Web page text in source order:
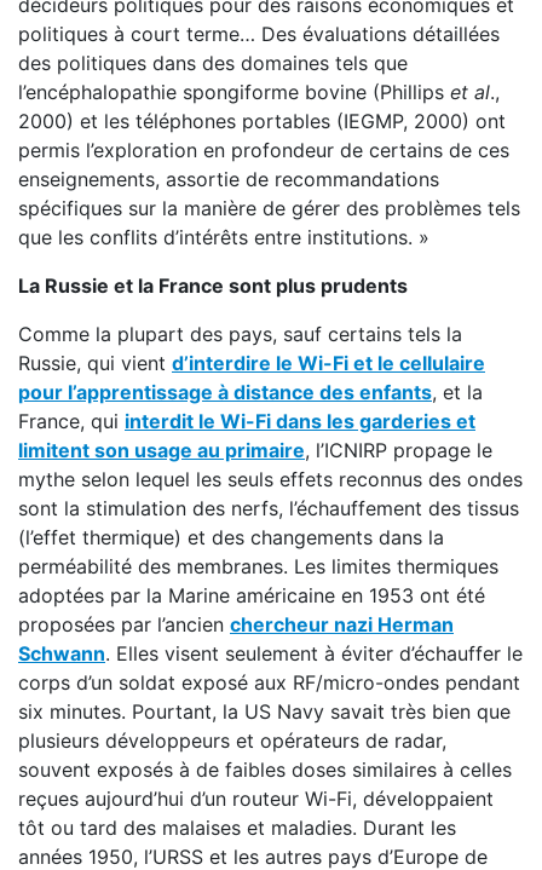
décideurs politiques pour des raisons économiques et
politiques à court terme… Des évaluations détaillées
des politiques dans des domaines tels que
l’encéphalopathie spongiforme bovine (Phillips et al.,
2000) et les téléphones portables (IEGMP, 2000) ont
permis l’exploration en profondeur de certains de ces
enseignements, assortie de recommandations
spécifiques sur la manière de gérer des problèmes tels
que les conflits d’intérêts entre institutions. »
La Russie et la France sont plus prudents
Comme la plupart des pays, sauf certains tels la
Russie, qui vient d’interdire le Wi-Fi et le cellulaire
pour l’apprentissage à distance des enfants, et la
France, qui interdit le Wi-Fi dans les garderies et
limitent son usage au primaire, l’ICNIRP propage le
mythe selon lequel les seuls effets reconnus des ondes
sont la stimulation des nerfs, l’échauffement des tissus
(l’effet thermique) et des changements dans la
perméabilité des membranes. Les limites thermiques
adoptées par la Marine américaine en 1953 ont été
proposées par l’ancien chercheur nazi Herman
Schwann. Elles visent seulement à éviter d’échauffer le
corps d’un soldat exposé aux RF/micro-ondes pendant
six minutes. Pourtant, la US Navy savait très bien que
plusieurs développeurs et opérateurs de radar,
souvent exposés à de faibles doses similaires à celles
reçues aujourd’hui d’un routeur Wi-Fi, développaient
tôt ou tard des malaises et maladies. Durant les
années 1950, l’URSS et les autres pays d’Europe de